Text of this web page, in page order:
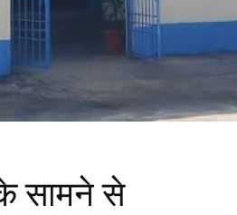
सामने से